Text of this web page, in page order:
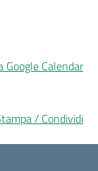
Google Calendar
/ Condividi